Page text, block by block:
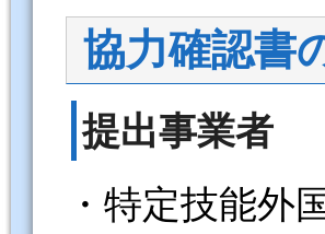
協力確認書
提出事業者
・特定技能外